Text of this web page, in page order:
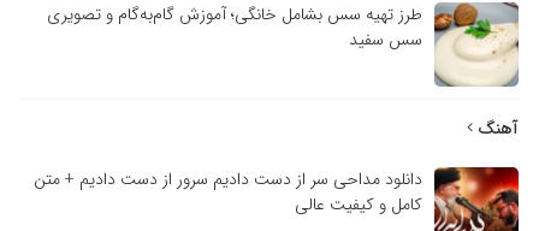
طرز تهیه سس بشامل خانگی؛ آموزش گام‌به‌گام و تصویری
سس سفید
آهنگ
دانلود مداحی سر از دست دادیم سرور از دست دادیم + متن
کامل و کیفیت عالی